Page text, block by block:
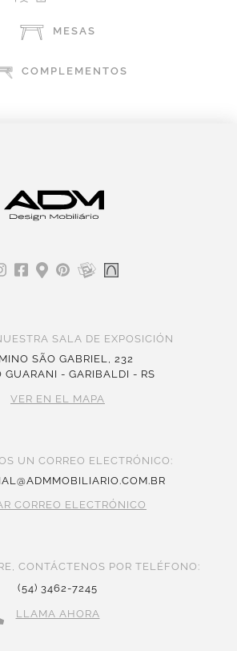
MESAS
COMPLEMENTOS
SALA DE EXPOSICIÓN
SÃO GABRIEL, 232
GUARANI - GARIBALDI - RS
VER EN EL MAPA
UN CORREO ELECTRÓNICO:
CORREO ELECTRÓNICO
CONTÁCTENOS POR TELÉFONO:
(54) 3462-7245
LLAMA AHORA